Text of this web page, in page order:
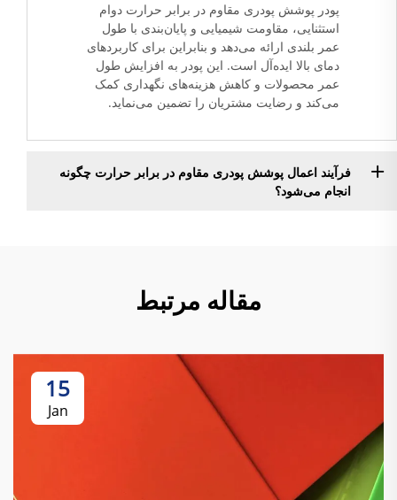
پودر پوشش پودری مقاوم در برابر حرارت دوام
استثنایی، مقاومت شیمیایی و پایان‌بندی با طول
عمر بلندی ارائه می‌دهد و بنابراین برای کاربردهای
دمای بالا ایده‌آل است. این پودر به افزایش طول
عمر محصولات و کاهش هزینه‌های نگهداری کمک
می‌کند و رضایت مشتریان را تضمین می‌نماید.
فرآیند اعمال پوشش پودری مقاوم در برابر حرارت چگونه
انجام می‌شود؟
مقاله مرتبط
15
Jan